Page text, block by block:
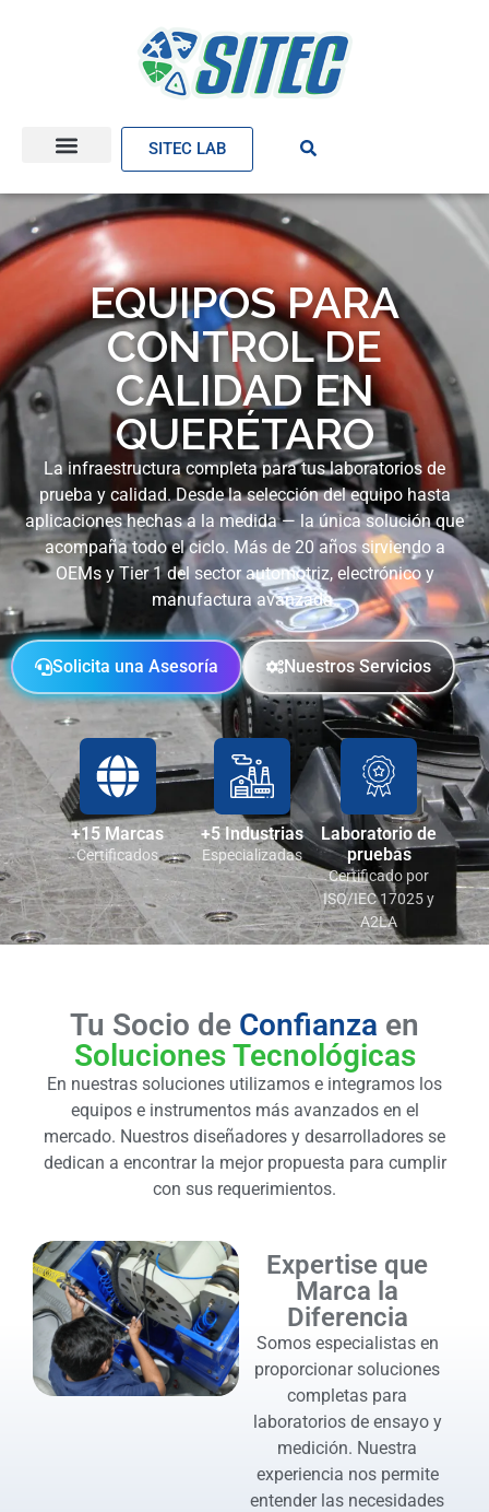
SITEC LAB
EQUIPOS PARA
CONTROL DE
CALIDAD EN
QUERÉTARO
La infraestructura completa para tus laboratorios de
prueba y calidad. Desde la selección del equipo hasta
aplicaciones hechas a la medida — la única solución que
acompaña todo el ciclo. Más de 20 años sirviendo a
OEMs y Tier 1 del sector automotriz, electrónico y
manufactura avanzada.
Solicita una Asesoría Nuestros Servicios
+15 Marcas
Certificados
+5 Industrias
Especializadas
Laboratorio de
pruebas
Certificado por
ISO/IEC 17025 y
A2LA
Tu Socio de Confianza en
Soluciones Tecnológicas
En nuestras soluciones utilizamos e integramos los
equipos e instrumentos más avanzados en el
mercado. Nuestros diseñadores y desarrolladores se
dedican a encontrar la mejor propuesta para cumplir
con sus requerimientos.
Expertise que
Marca la
Diferencia
Somos especialistas en
proporcionar soluciones
completas para
laboratorios de ensayo y
medición. Nuestra
experiencia nos permite
entender las necesidades